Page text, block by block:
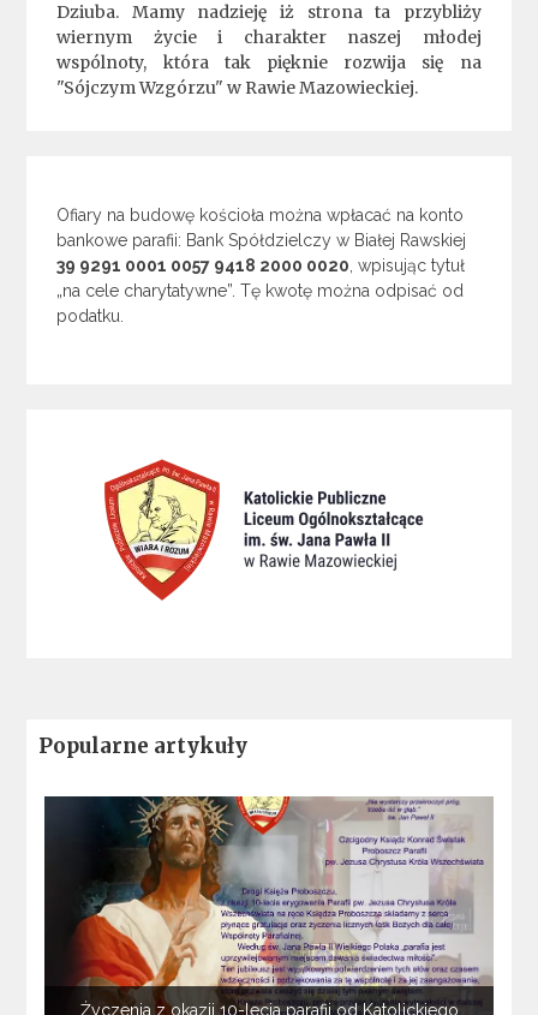
Dziuba. Mamy nadzieję iż strona ta przybliży
wiernym życie i charakter naszej młodej
wspólnoty, która tak pięknie rozwija się na
"Sójczym Wzgórzu" w Rawie Mazowieckiej.
Ofiary na budowę kościoła można wpłacać na konto
bankowe parafii: Bank Spółdzielczy w Białej Rawskiej
39 9291 0001 0057 9418 2000 0020 , wpisując tytuł
„na cele charytatywne”. Tę kwotę można odpisać od
podatku.
Popularne artykuły
Życzenia z okazji 10-lecia parafii od Katolickiego